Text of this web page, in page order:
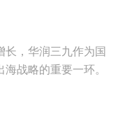
长，华润三九作为国
战略的重要一环。